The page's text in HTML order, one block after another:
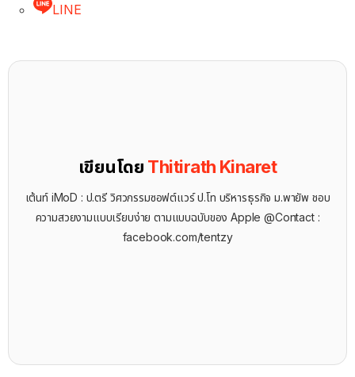
LINE
เขียนโดย Thitirath Kinaret
เต้นท์ iMoD : ป.ตรี วิศวกรรมซอฟต์แวร์ ป.โท บริหารธุรกิจ ม.พายัพ ชอบ
ความสวยงามแบบเรียบง่าย ตามแบบฉบับของ Apple @Contact :
facebook.com/tentzy